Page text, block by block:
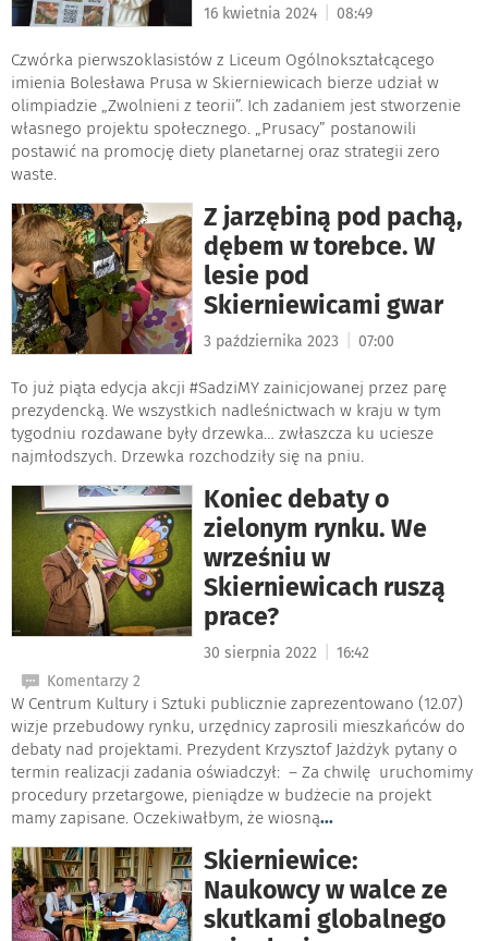
16 kwietnia 2024 08:49
Czwórka pierwszoklasistów z Liceum Ogólnokształcącego
imienia Bolesława Prusa w Skierniewicach bierze udział w
olimpiadzie „Zwolnieni z teorii”. Ich zadaniem jest stworzenie
własnego projektu społecznego. „Prusacy” postanowili
postawić na promocję diety planetarnej oraz strategii zero
waste.
Z jarzębiną pod pachą,
dębem w torebce. W
lesie pod
Skierniewicami gwar
3 października 2023 07:00
To już piąta edycja akcji #SadziMY zainicjowanej przez parę
prezydencką. We wszystkich nadleśnictwach w kraju w tym
tygodniu rozdawane były drzewka… zwłaszcza ku uciesze
najmłodszych. Drzewka rozchodziły się na pniu.
Koniec debaty o
zielonym rynku. We
wrześniu w
Skierniewicach ruszą
prace?
30 sierpnia 2022
16:42
Komentarzy 2
W Centrum Kultury i Sztuki publicznie zaprezentowano (12.07)
wizje przebudowy rynku, urzędnicy zaprosili mieszkańców do
debaty nad projektami. Prezydent Krzysztof Jażdżyk pytany o
termin realizacji zadania oświadczył: – Za chwilę uruchomimy
procedury przetargowe, pieniądze w budżecie na projekt
mamy zapisane. Oczekiwałbym, że wiosną...
Skierniewice:
Naukowcy w walce ze
skutkami globalnego